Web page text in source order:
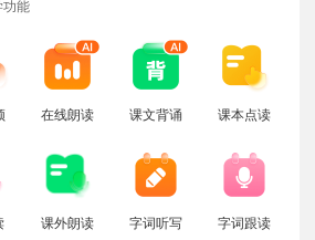
功能
在线朗读 课文背诵 课本点读
课外朗读 字词听写 字词跟读